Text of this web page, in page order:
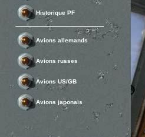
Historique PF
Avions allemands
Avions russes
Avions US/GB
Avions japonais